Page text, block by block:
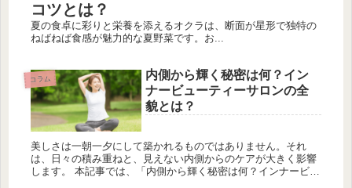
コツとは？
夏の食卓に彩りと栄養を添えるオクラは、断面が星形で独特の
ねばねば食感が魅力的な夏野菜です。お...
コラム
内側から輝く秘密は何？イン
ナービューティーサロンの全
貌とは？
美しさは一朝一夕にして築かれるものではありません。それ
は、日々の積み重ねと、見えない内側からのケアが大きく影響
します。 本記事では、「内側から輝く秘密は何？インナービュ